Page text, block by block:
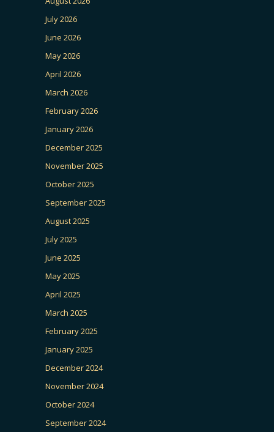
July 2026
June 2026
May 2026
April 2026
March 2026
February 2026
January 2026
December 2025
November 2025
October 2025
September 2025
August 2025
July 2025
June 2025
May 2025
April 2025
March 2025
February 2025
January 2025
December 2024
November 2024
October 2024
September 2024